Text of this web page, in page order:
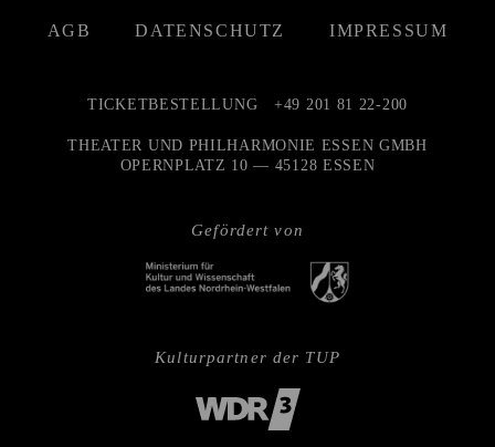
AGB DATENSCHUTZ IMPRESSUM
Gefördert von
TICKETBESTELLUNG +49 201 81 22-200
THEATER UND PHILHARMONIE ESSEN GMBH
OPERNPLATZ 10 — 45128 ESSEN
Kulturpartner der TUP